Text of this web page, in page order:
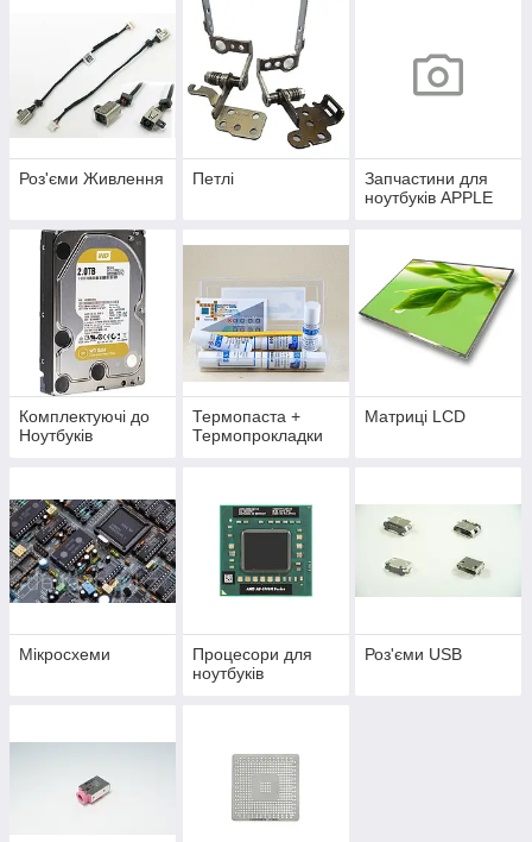
Роз'єми Живлення Петлі
Запчастини для
ноутбуків APPLE
Комплектуючі до
Ноутбуків
Термопаста +
Термопрокладки
Матриці LCD
Мікросхеми
Процесори для
ноутбуків
Роз'єми USB